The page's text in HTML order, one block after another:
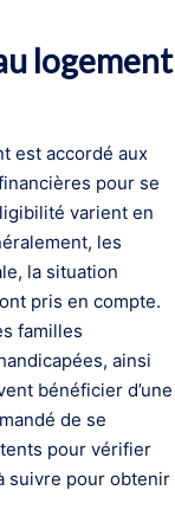
logement
est accordé aux
pour se
varient en
les
la situation
pris en compte.
familles
ainsi
bénéficier d’une
de se
pour vérifier
suivre pour obtenir